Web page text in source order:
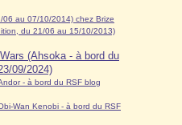
au 07/10/2014) chez Brize
du 21/06 au 15/10/2013)
(Ahsoka - à bord du
09/2024)
- à bord du RSF blog
Wan Kenobi - à bord du RSF